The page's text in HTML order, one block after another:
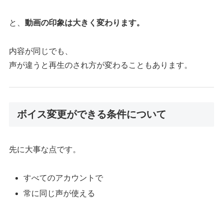
と、動画の印象は大きく変わります。
内容が同じでも、
声が違うと再生のされ方が変わることもあります。
ボイス変更ができる条件について
先に大事な点です。
すべてのアカウントで
常に同じ声が使える